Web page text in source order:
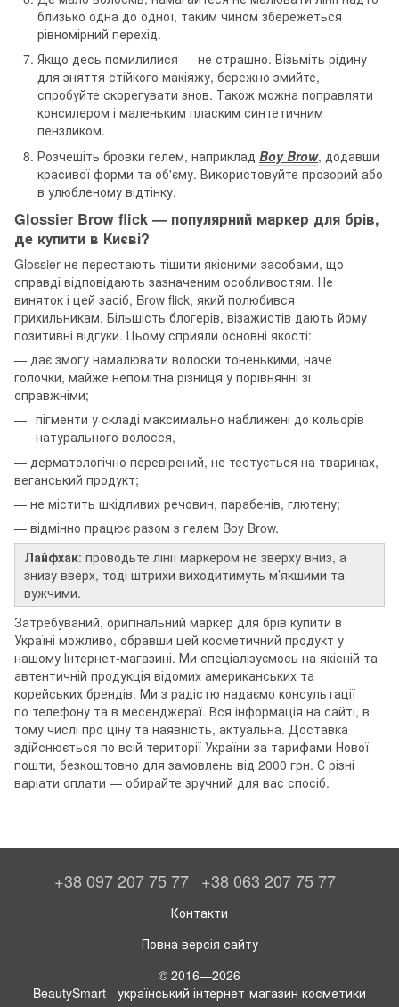
близько одна до одної, таким чином збережеться
рівномірний перехід.
Якщо десь помилилися — не страшно. Візьміть рідину
для зняття стійкого макіяжу, бережно змийте,
спробуйте скорегувати знов. Також можна поправляти
консилером і маленьким пласким синтетичним
пензликом.
Розчешіть бровки гелем, наприклад Boy Brow, додавши
красивої форми та об'єму. Використовуйте прозорий або
в улюбленому відтінку.
Glossier Brow flick — популярний маркер для брів,
де купити в Києві?
Glossier не перестають тішити якісними засобами, що
справді відповідають зазначеним особливостям. Не
виняток і цей засіб, Brow flick, який полюбився
прихильникам. Більшість блогерів, візажистів дають йому
позитивні відгуки. Цьому сприяли основні якості:
— дає змогу намалювати волоски тоненькими, наче
голочки, майже непомітна різниця у порівнянні зі
справжніми;
пігменти у складі максимально наближені до кольорів
натурального волосся,
— дерматологічно перевірений, не тестується на тваринах,
веганський продукт;
— не містить шкідливих речовин, парабенів, глютену;
— відмінно працює разом з гелем Boy Brow.
Лайфхак: проводьте лінії маркером не зверху вниз, а
знизу вверх, тоді штрихи виходитимуть м’якшими та
вужчими.
Затребуваний, оригінальний маркер для брів купити в
Україні можливо, обравши цей косметичний продукт у
нашому Інтернет-магазині. Ми спеціалізуємось на якісній та
автентичній продукція відомих американських та
корейських брендів. Ми з радістю надаємо консультації
по телефону та в месенджераї. Вся інформація на сайті, в
тому числі про ціну та наявність, актуальна. Доставка
здійснюється по всій території України за тарифами Нової
пошти, безкоштовно для замовлень від 2000 грн. Є різні
варіати оплати — обирайте зручний для вас спосіб.
+38 097 207 75 77 +38 063 207 75 77
Контакти
Повна версія сайту
© 2016—2026
BeautySmart - український інтернет-магазин косметики